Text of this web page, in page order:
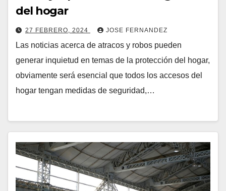
del hogar
27 FEBRERO, 2024 JOSE FERNANDEZ
Las noticias acerca de atracos y robos pueden
generar inquietud en temas de la protección del hogar,
obviamente será esencial que todos los accesos del
hogar tengan medidas de seguridad,…